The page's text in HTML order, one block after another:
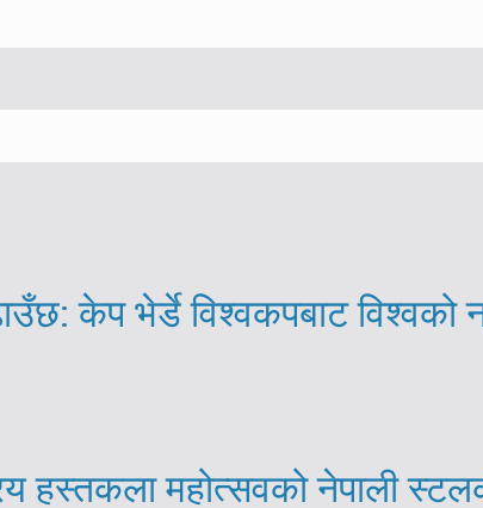
केप भेर्डे विश्वकपबाट विश्वको
हस्तकला महोत्सवको नेपाली